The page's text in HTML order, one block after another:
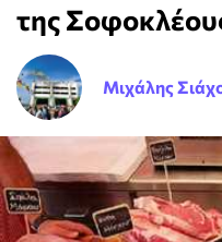
της
Μιχάλης